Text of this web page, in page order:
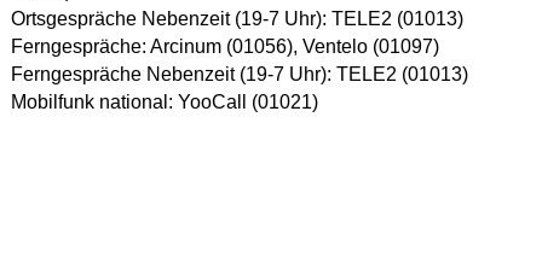
Ortsgespräche Nebenzeit (19-7 Uhr): TELE2 (01013)
Ferngespräche: Arcinum (01056), Ventelo (01097)
Ferngespräche Nebenzeit (19-7 Uhr): TELE2 (01013)
Mobilfunk national: YooCall (01021)